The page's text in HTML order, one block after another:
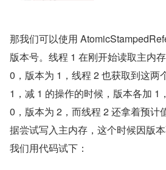
那我们可以使用
版本号。线程 1 在刚开始读取主内
0，版本为 1，线程 2 也获取到这两
1，减 1 的操作的时候，版本各加 1
0，版本为 2，而线程 2 还拿着预计
据尝试写入主内存，这个时候因版
我们用代码试下：